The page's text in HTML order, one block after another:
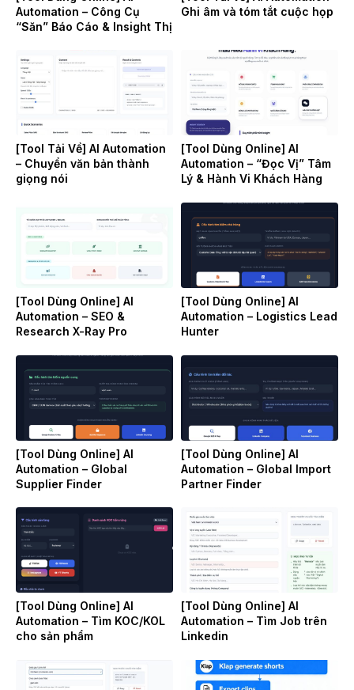
Automation – Công Cụ
“Săn” Báo Cáo & Insight Thị
Ghi âm và tóm tắt cuộc họp
[Tool Tải Về] AI Automation
– Chuyển văn bản thành
giọng nói
[Tool Dùng Online] AI
Automation – “Đọc Vị” Tâm
Lý & Hành Vi Khách Hàng
[Tool Dùng Online] AI
Automation – SEO &
Research X-Ray Pro
[Tool Dùng Online] AI
Automation – Logistics Lead
Hunter
[Tool Dùng Online] AI
Automation – Global
Supplier Finder
[Tool Dùng Online] AI
Automation – Global Import
Partner Finder
[Tool Dùng Online] AI
Automation – Tìm KOC/KOL
cho sản phẩm
[Tool Dùng Online] AI
Automation – Tìm Job trên
Linkedin